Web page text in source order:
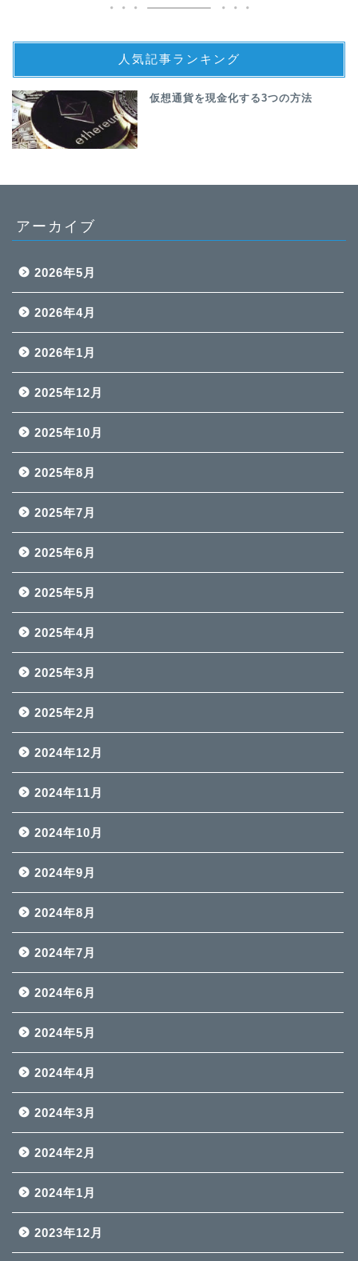
人気記事ランキング
仮想通貨を現金化する3つの方法
アーカイブ
2026年5月
2026年4月
2026年1月
2025年12月
2025年10月
2025年8月
2025年7月
2025年6月
2025年5月
2025年4月
2025年3月
2025年2月
2024年12月
2024年11月
2024年10月
2024年9月
2024年8月
2024年7月
2024年6月
2024年5月
2024年4月
2024年3月
2024年2月
2024年1月
2023年12月